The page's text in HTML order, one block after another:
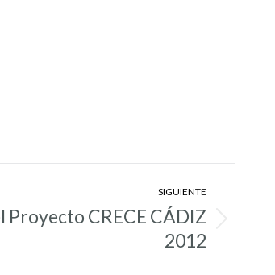
SIGUIENTE
Proyecto CRECE CÁDIZ
2012